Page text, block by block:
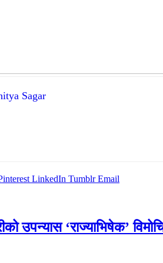
Sagar
LinkedIn Tumblr Email
उपन्यास ‘राज्याभिषेक’